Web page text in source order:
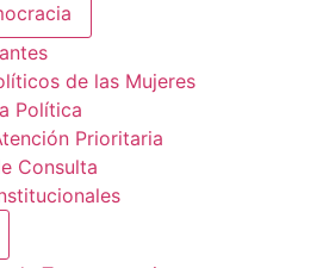
de las Mujeres
Política
Prioritaria
Consulta